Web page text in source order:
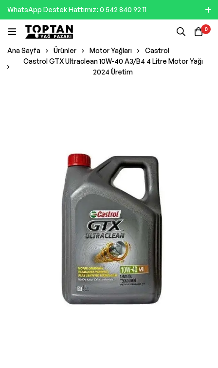
WhatsApp Destek Hattımız: 0 542 840 92 11
0
Ana Sayfa Ürünler Motor Yağları
Castrol
Castrol GTX Ultraclean 10W-40 A3/B4 4 Litre Motor Yağı
2024 Üretim